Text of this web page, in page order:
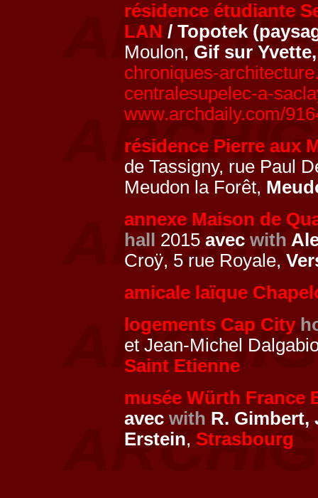
résidence étudiante
LAN / Topotek
Moulon, Gif sur
chroniques-
centralesupelec-a-
www.archdaily.com/
résidence Pierre aux
de Tassigny, rue Paul
Meudon la Forêt,
annexe Maison de
hall
2015 avec with
Croÿ, 5 rue Royale,
amicale laïque
logements Cap City
et Jean-Michel
Saint Etienne
musée Würth France
avec with R. Gimbert,
Erstein, Strasbourg